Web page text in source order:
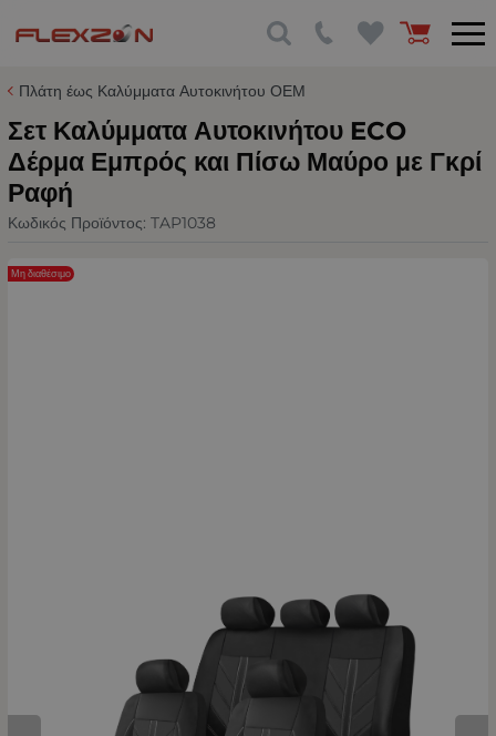
Πλάτη έως Καλύμματα Αυτοκινήτου ΟΕΜ
Σετ Καλύμματα Αυτοκινήτου ECO
Δέρμα Εμπρός και Πίσω Μαύρο με Γκρί
Ραφή
Κωδικός Προϊόντος: TAP1038
Μη διαθέσιμο